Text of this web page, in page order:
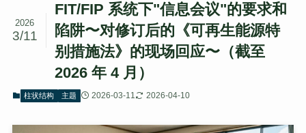
FIT/FIP 系统下"信息会议"的要求和
陷阱〜对修订后的《可再生能源特
别措施法》的现场回应〜（截至
2026 年 4 月）
2026
3/11
柱状结构 主题 2026-03-11 2026-04-10